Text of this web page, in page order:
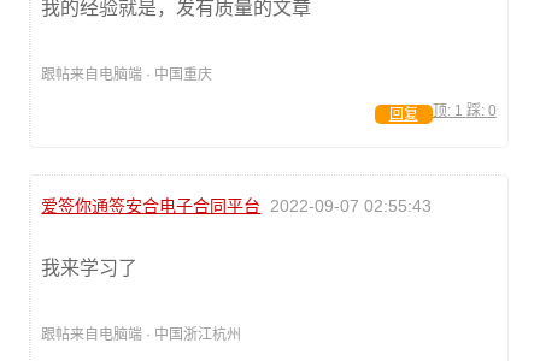
我的经验就是，发有质量的文章
跟帖来自电脑端 · 中国重庆
顶: 1 踩: 0
回复
爱签你通签安合电子合同平台 2022-09-07 02:55:43
我来学习了
跟帖来自电脑端 · 中国浙江杭州